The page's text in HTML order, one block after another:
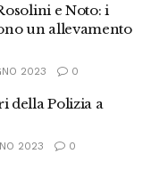
e Noto: i
un allevamento
2023 0
della Polizia a
2023 0